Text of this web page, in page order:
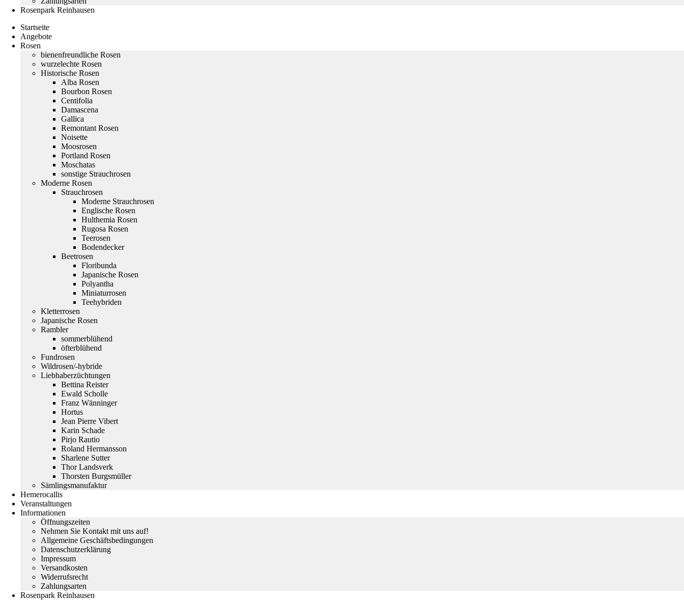
Rosenpark Reinhausen
Startseite
Angebote
Rosen
bienenfreundliche Rosen
wurzelechte Rosen
Historische Rosen
Alba Rosen
Bourbon Rosen
Centifolia
Damascena
Gallica
Remontant Rosen
Noisette
Moosrosen
Portland Rosen
Moschatas
sonstige Strauchrosen
Moderne Rosen
Strauchrosen
Moderne Strauchrosen
Englische Rosen
Hulthemia Rosen
Rugosa Rosen
Teerosen
Bodendecker
Beetrosen
Floribunda
Japanische Rosen
Polyantha
Miniaturrosen
Teehybriden
Kletterrosen
Japanische Rosen
Rambler
sommerblühend
öfterblühend
Fundrosen
Wildrosen/-hybride
Liebhaberzüchtungen
Bettina Reister
Ewald Scholle
Franz Wänninger
Hortus
Jean Pierre Vibert
Karin Schade
Pirjo Rautio
Roland Hermansson
Sharlene Sutter
Thor Landsverk
Thorsten Burgsmüller
Sämlingsmanufaktur
Hemerocallis
Veranstaltungen
Informationen
Öffnungszeiten
Nehmen Sie Kontakt mit uns auf!
Allgemeine Geschäftsbedingungen
Datenschutzerklärung
Impressum
Versandkosten
Widerrufsrecht
Zahlungsarten
Rosenpark Reinhausen